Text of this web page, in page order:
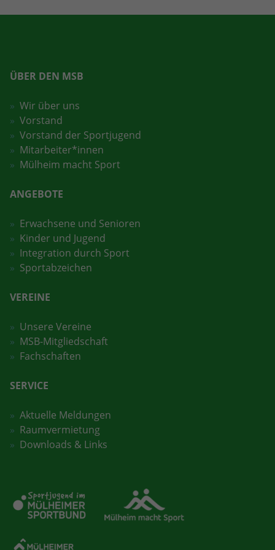
ÜBER DEN MSB
Wir über uns
Vorstand
Vorstand der Sportjugend
Mitarbeiter*innen
Mülheim macht Sport
ANGEBOTE
Erwachsene und Senioren
Kinder und Jugend
Integration durch Sport
Sportabzeichen
VEREINE
Unsere Vereine
MSB-Mitgliedschaft
Fachschaften
SERVICE
Aktuelle Meldungen
Raumvermietung
Downloads & Links